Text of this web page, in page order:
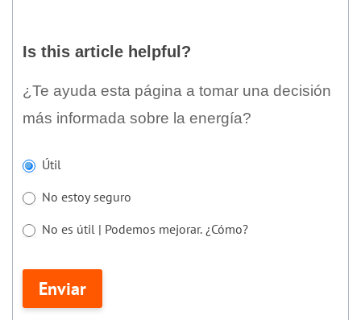
this
helpful?
Is this article helpful?
¿Te ayuda esta página a tomar una decisión
más informada sobre la energía?
Útil
No estoy seguro
No es útil | Podemos mejorar. ¿Cómo?
Enviar
Si
humano,
deja
campo